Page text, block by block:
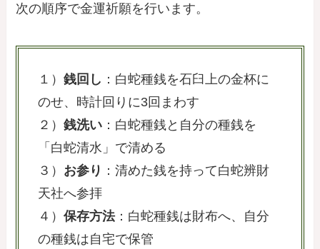
次の順序で金運祈願を行います。
１）銭回し ：白蛇種銭を石臼上の金杯に
のせ、時計回りに3回まわす
２）銭洗い ：白蛇種銭と自分の種銭を
「白蛇清水」で清める
３） お参り ：清めた銭を持って白蛇辨財
天社へ参拝
４）保存方法：白蛇種銭は財布へ、自分
の種銭は自宅で保管